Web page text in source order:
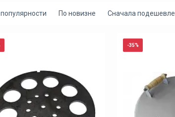
По новизне Сначала подешевле
-35%